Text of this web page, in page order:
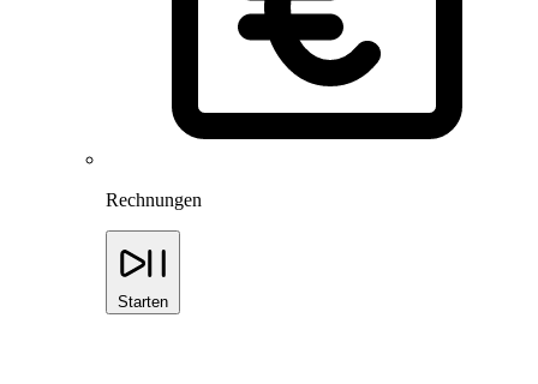
Rechnungen
Starten